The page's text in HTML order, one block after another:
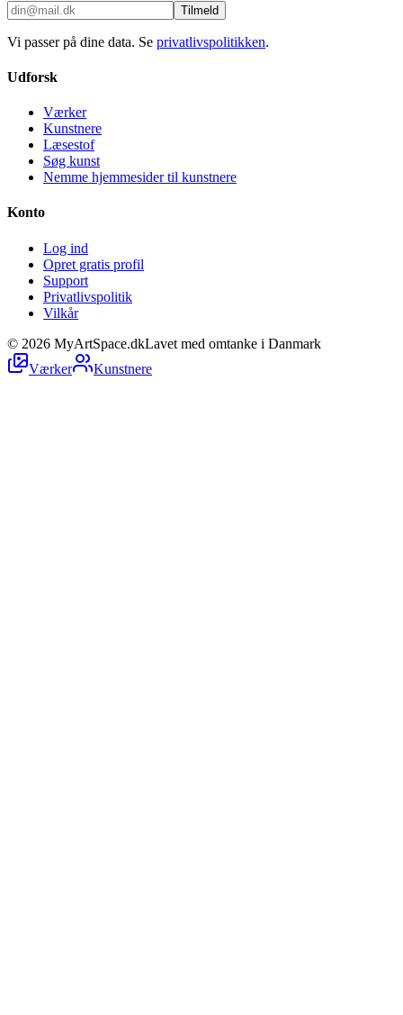
Tilmeld
Vi passer på dine data. Se privatlivspolitikken.
Udforsk
Værker
Kunstnere
Læsestof
Søg kunst
Nemme hjemmesider til kunstnere
Konto
Log ind
Opret gratis profil
Support
Privatlivspolitik
Vilkår
© 2026 MyArtSpace.dkLavet med omtanke i Danmark
Værker
Kunstnere